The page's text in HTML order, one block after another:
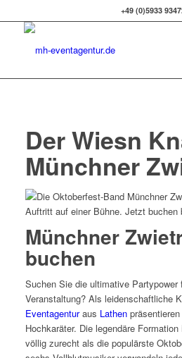
+49 (0)5933
Der Wiesn
Münchner
Münchner
buchen
Suchen Sie die ultimative Partypower
Veranstaltung? Als leidenschaftliche
Eventagenturaus Lathenpräsentieren
Hochkaräter. Die legendäre
völlig zurecht als die populärste